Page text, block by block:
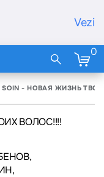
Vezi
0
SOIN - НОВАЯ ЖИЗНЬ
ВОЛОС!!!!